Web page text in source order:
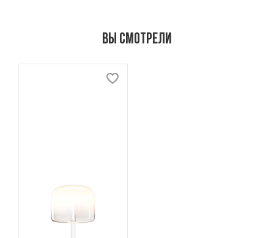
Вы смотрели